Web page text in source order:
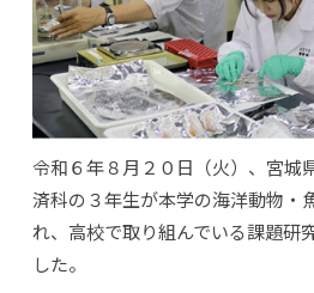
令和６年８月２０日（火）、宮城
済科の３年生が本学の海洋動物・
れ、高校で取り組んでいる課題研
した。